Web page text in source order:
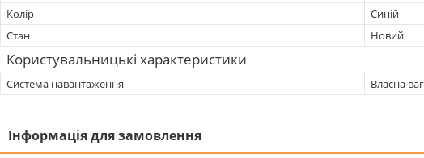
Колір
Синій
Стан
Новий
Користувальницькі характеристики
Система навантаження Власна
Інформація для замовлення